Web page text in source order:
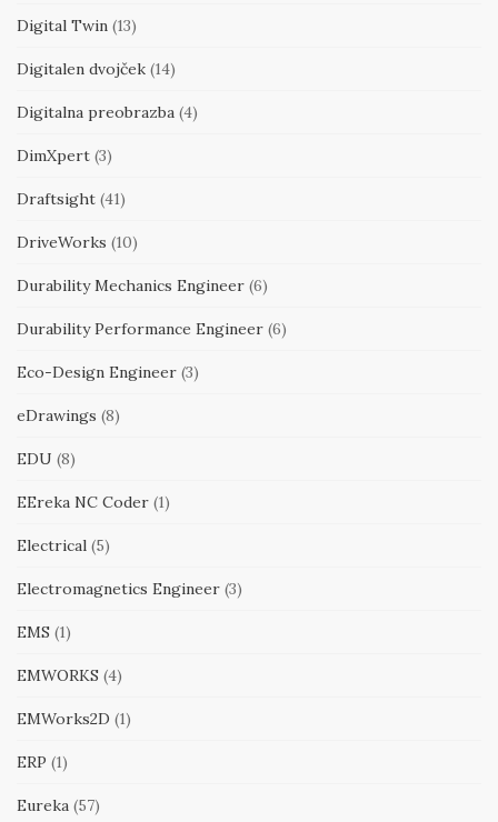
Digital Twin (13)
Digitalen dvojček (14)
Digitalna preobrazba (4)
DimXpert (3)
Draftsight (41)
DriveWorks (10)
Durability Mechanics Engineer (6)
Durability Performance Engineer (6)
Eco-Design Engineer (3)
eDrawings (8)
EDU (8)
EEreka NC Coder (1)
Electrical (5)
Electromagnetics Engineer (3)
EMS (1)
EMWORKS (4)
EMWorks2D (1)
ERP (1)
Eureka (57)